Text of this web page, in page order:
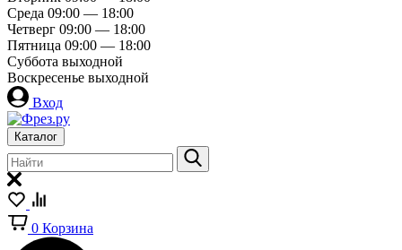
Среда 09:00 — 18:00
Четверг 09:00 — 18:00
Пятница 09:00 — 18:00
Суббота выходной
Воскресенье выходной
Вход
Каталог
0 Корзина